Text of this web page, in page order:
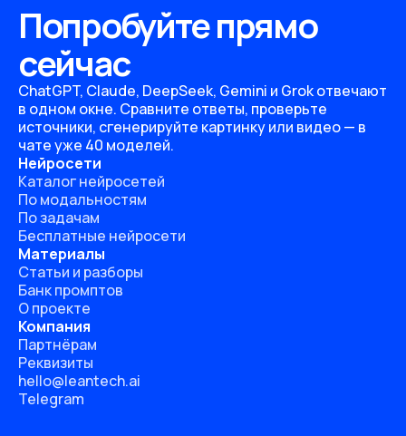
Попробуйте прямо
сейчас
ChatGPT, Claude, DeepSeek, Gemini и Grok отвечают
в одном окне. Сравните ответы, проверьте
источники, сгенерируйте картинку или видео — в
чате уже 40 моделей.
Нейросети
Каталог нейросетей
По модальностям
По задачам
Бесплатные нейросети
Материалы
Статьи и разборы
Банк промптов
О проекте
Компания
Партнёрам
Реквизиты
hello@leantech.ai
Telegram